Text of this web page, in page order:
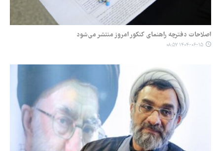
اصلاحات دفترچه راهنمای کنکور امروز منتشر می‌شود
۱۴۰۴-۰۶-۱۵ ۰۸:۵۷